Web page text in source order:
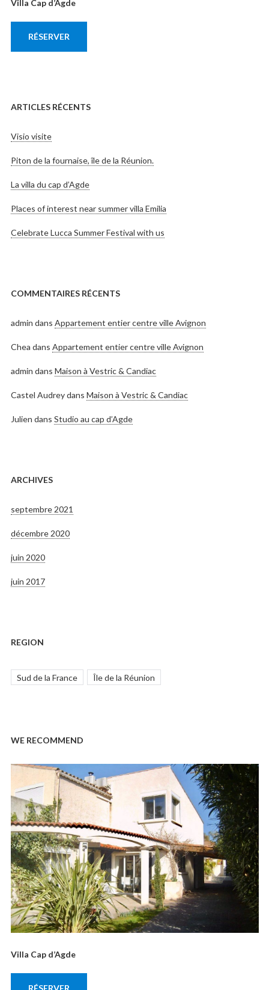
Villa Cap d’Agde
RÉSERVER
ARTICLES RÉCENTS
Visio visite
Piton de la fournaise, île de la Réunion.
La villa du cap d’Agde
Places of interest near summer villa Emilia
Celebrate Lucca Summer Festival with us
COMMENTAIRES RÉCENTS
admin dans Appartement entier centre ville Avignon
Chea dans Appartement entier centre ville Avignon
admin dans Maison à Vestric & Candiac
Castel Audreydans Maison à Vestric & Candiac
Julien dans Studio au cap d’Agde
ARCHIVES
septembre 2021
décembre 2020
juin 2020
juin 2017
REGION
Sud de la France Île de la Réunion
WE RECOMMEND
Villa Cap d’Agde
RÉSERVER